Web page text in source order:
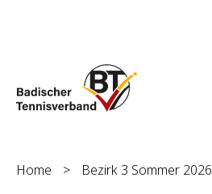
Home > Bezirk 3 Sommer 2026